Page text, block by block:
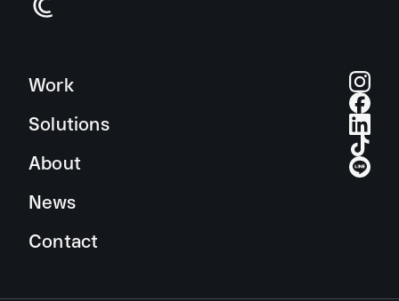
Work
Solutions
About
News
Contact